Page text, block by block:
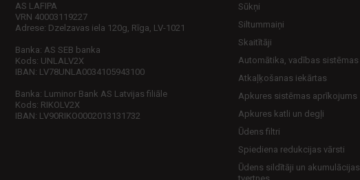
AS LAFIPA
VRN 40003119227
Adrese: Dzelzavas iela 120g, Rīga, LV-1021
Banka: AS SEB banka
Kods: UNLALV2X
IBAN: LV78UNLA0034105943100
Banka: Luminor Bank AS Latvijas filiāle
Kods: RIKOLV2X
IBAN: LV90RIKO0002013131732
Sūkņi
Siltummaiņi
Skaitītāji
Automātika, vadības sistēmas
Atkaļķošanas iekārtas
Apkures sistēmas aprīkojums
Apkures katli un degļi
Ūdens filtri
Spiediena redukcijas vārsti
Ūdens sildītāji un akumulācijas